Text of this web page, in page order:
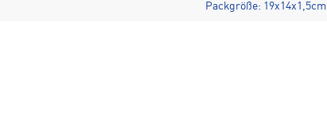
Packgröße: 19x14x1,5cm